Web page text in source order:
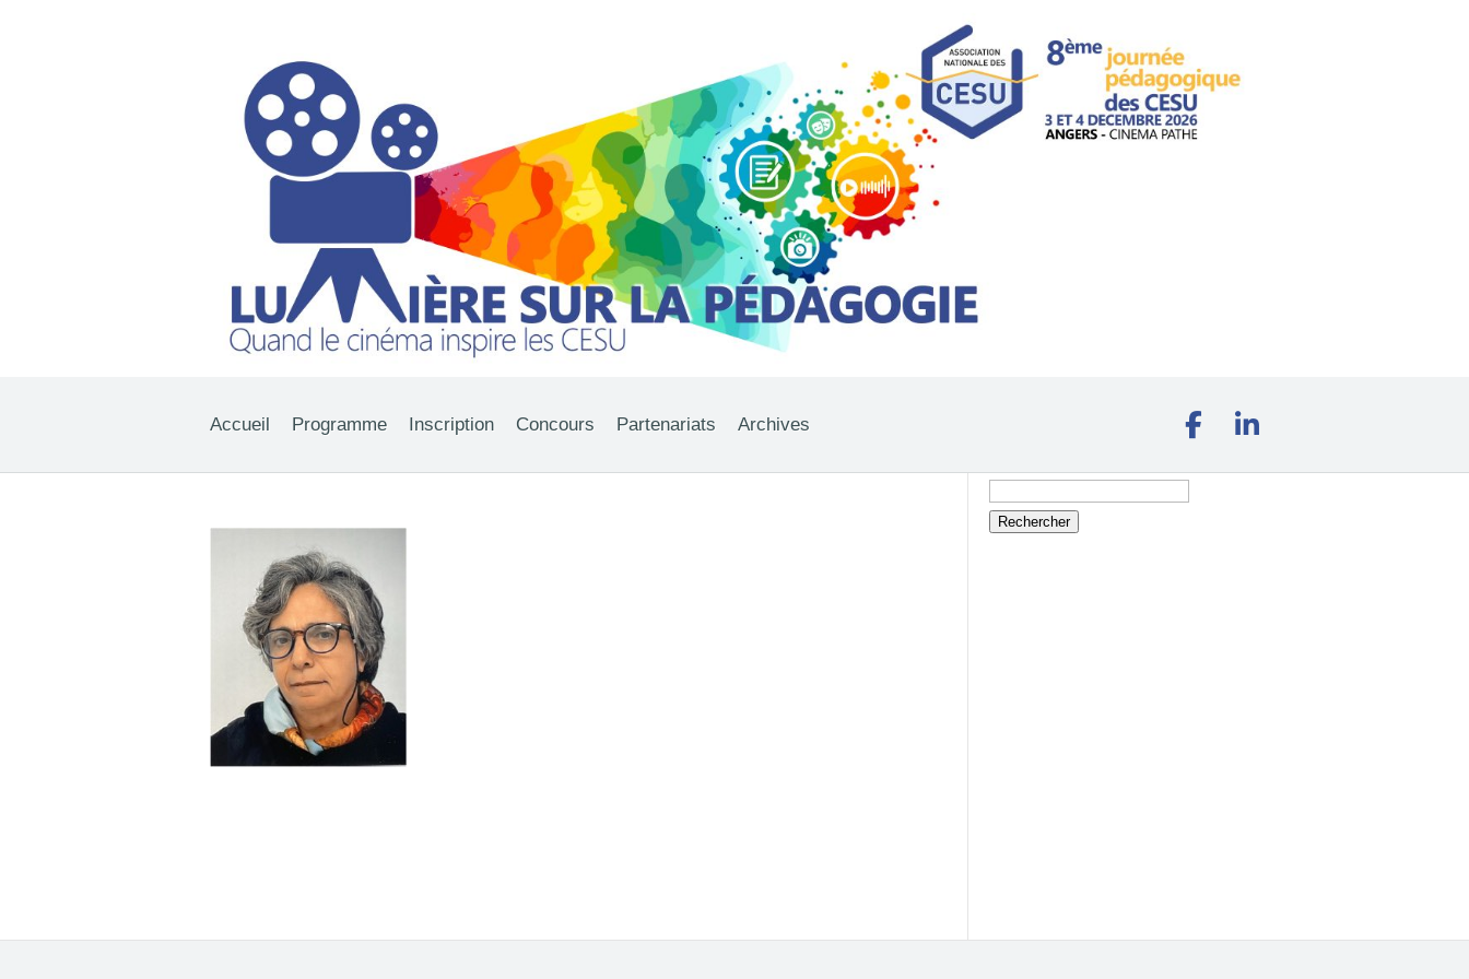
Accueil Programme Inscription Concours Partenariats Archives
Rechercher :